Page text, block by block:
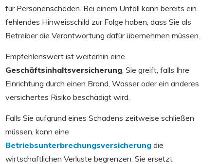
für Personenschäden. Bei einem Unfall kann bereits ein
fehlendes Hinweisschild zur Folge haben, dass Sie als
Betreiber die Verantwortung dafür übernehmen müssen.
Empfehlenswert ist weiterhin eine
Geschäftsinhaltsversicherung . Sie greift, falls Ihre
Einrichtung durch einen Brand, Wasser oder ein anderes
versichertes Risiko beschädigt wird.
Falls Sie aufgrund eines Schadens zeitweise schließen
müssen, kann eine
Betriebsunterbrechungsversicherung die
wirtschaftlichen Verluste begrenzen. Sie ersetzt